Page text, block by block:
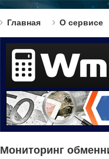
Главная О сервисе
Мониторинг